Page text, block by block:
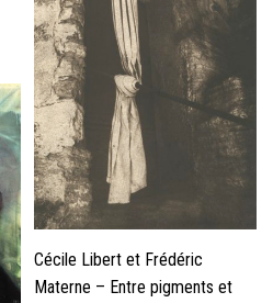
Cécile Libert et Frédéric
Materne – Entre pigments et